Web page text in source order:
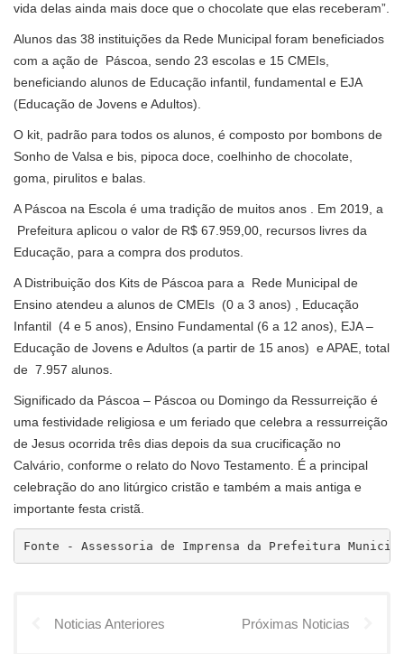
vida delas ainda mais doce que o chocolate que elas receberam”.
Alunos das 38 instituições da Rede Municipal foram beneficiados
com a ação de Páscoa, sendo 23 escolas e 15 CMEIs,
beneficiando alunos de Educação infantil, fundamental e EJA
(Educação de Jovens e Adultos).
O kit, padrão para todos os alunos, é composto por bombons de
Sonho de Valsa e bis, pipoca doce, coelhinho de chocolate,
goma, pirulitos e balas.
A Páscoa na Escola é uma tradição de muitos anos . Em 2019, a
Prefeitura aplicou o valor de R$ 67.959,00, recursos livres da
Educação, para a compra dos produtos.
A Distribuição dos Kits de Páscoa para a Rede Municipal de
Ensino atendeu a alunos de CMEIs (0 a 3 anos) , Educação
Infantil (4 e 5 anos), Ensino Fundamental (6 a 12 anos), EJA –
Educação de Jovens e Adultos (a partir de 15 anos) e APAE, total
de 7.957 alunos.
Significado da Páscoa – Páscoa ou Domingo da Ressurreição é
uma festividade religiosa e um feriado que celebra a ressurreição
de Jesus ocorrida três dias depois da sua crucificação no
Calvário, conforme o relato do Novo Testamento. É a principal
celebração do ano litúrgico cristão e também a mais antiga e
importante festa cristã.
Fonte - Assessoria de Imprensa da Prefeitura
Noticias Anteriores Próximas Noticias